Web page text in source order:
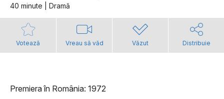
40 minute | Dramă
Votează Vreau să văd Văzut Distribuie
Premiera în România: 1972